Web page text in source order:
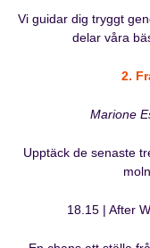
Vi guidar dig tryggt
delar våra
2.
Marione
Upptäck de senaste
18.15 | After